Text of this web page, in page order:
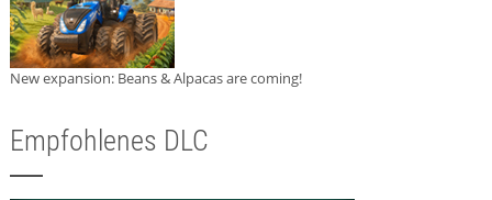
New expansion: Beans & Alpacas are coming!
Empfohlenes DLC